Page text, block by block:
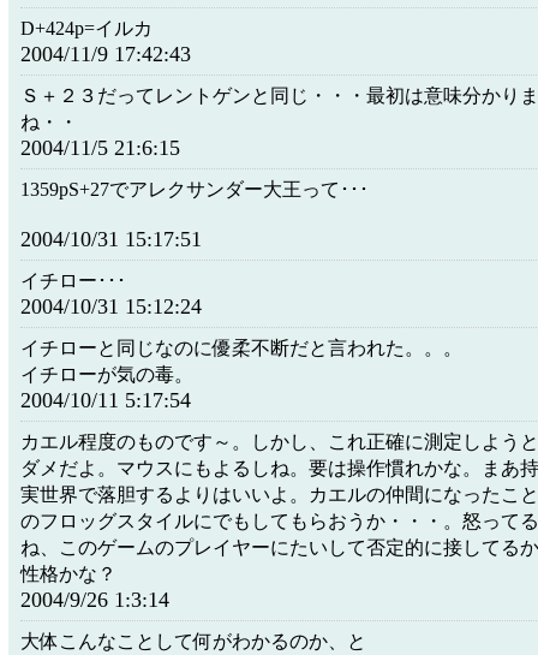
D+424p=イルカ
2004/11/9 17:42:43
Ｓ＋２３だってレントゲンと同じ・・・最初は意味分かり
ね・・
2004/11/5 21:6:15
1359pS+27でアレクサンダー大王って･･･
2004/10/31 15:17:51
イチロー･･･
2004/10/31 15:12:24
イチローと同じなのに優柔不断だと言われた。。。
イチローが気の毒。
2004/10/11 5:17:54
カエル程度のものです～。しかし、これ正確に測定しよう
ダメだよ。マウスにもよるしね。要は操作慣れかな。まあ
実世界で落胆するよりはいいよ。カエルの仲間になったこ
のフロッグスタイルにでもしてもらおうか・・・。怒って
ね、このゲームのプレイヤーにたいして否定的に接してる
性格かな？
2004/9/26 1:3:14
大体こんなことして何がわかるのか、と